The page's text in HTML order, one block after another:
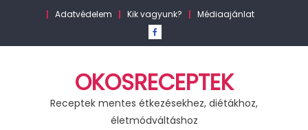
Adatvédelem Kik vagyunk? Médiaajánlat
OKOSRECEPTEK
Receptek mentes étkezésekhez, diétákhoz,
életmódváltáshoz